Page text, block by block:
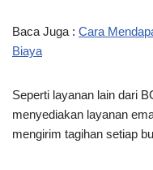
Baca Juga : Cara
Biaya
Seperti layanan lain dari
menyediakan layanan
mengirim tagihan setiap